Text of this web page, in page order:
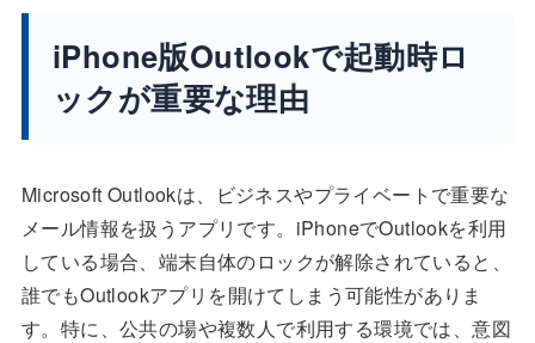
iPhone版Outlookで起動時ロ
ックが重要な理由
Microsoft Outlookは、ビジネスやプライベートで重要な
メール情報を扱うアプリです。iPhoneでOutlookを利用
している場合、端末自体のロックが解除されていると、
誰でもOutlookアプリを開けてしまう可能性がありま
す。特に、公共の場や複数人で利用する環境では、意図